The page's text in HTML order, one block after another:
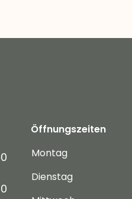
Öffnungszeiten
Montag
Dienstag